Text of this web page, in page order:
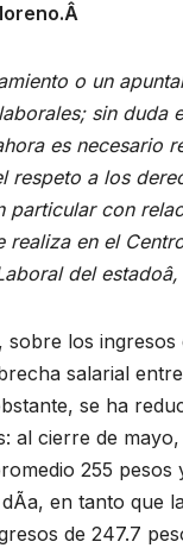
o un
sin duda
es necesario
respeto a los
particular con
realiza en el
del
los ingresos
salarial
se ha
al cierre de
255 pesos
en tanto que
de 247.7